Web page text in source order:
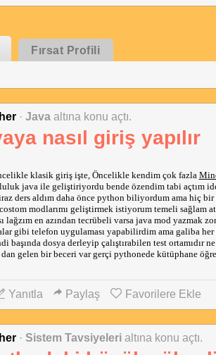
Fırsat Profili
· Java altına konu açtı.
nasıl giriş yapılır
klasik giriş işte, Öncelikle kendim çok fazla
java ile geliştiriyordu bende özendim tabi açtım
ders aldım daha önce python biliyordum ama hiç
modlarımı geliştirmek istiyorum temeli sağlam
lağzım en azından tecrübeli varsa java mod yazmak
gibi telefon uygulaması yapabilirdim ama galiba
başında dosya derleyip çalıştırabilen test
dan gelen bir beceri var gerçi pythonede kütüphane
Yanıtla Paylaş Favorilere Ekle
· Sistem Tavsiyeleri altına konu açtı.